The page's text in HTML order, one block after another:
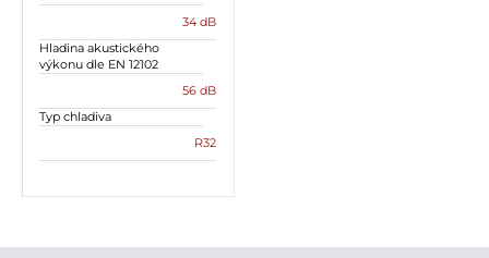
34 dB
Hladina akustického
výkonu dle EN 12102
56 dB
Typ chladiva
R32